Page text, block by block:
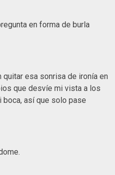
en forma de burla
esa sonrisa de ironía en
que desvíe mi vista a los
así que solo pase